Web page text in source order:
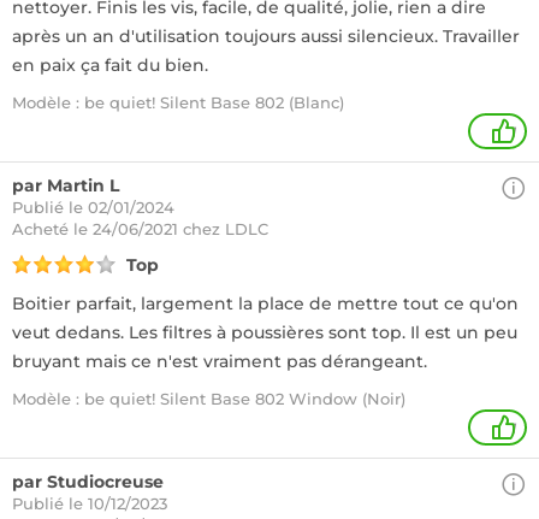
nettoyer. Finis les vis, facile, de qualité, jolie, rien a dire
après un an d'utilisation toujours aussi silencieux. Travailler
en paix ça fait du bien.
Modèle : be quiet! Silent Base 802 (Blanc)
1
par Martin L
Publié le 02/01/2024
Acheté le 24/06/2021 chez LDLC
Top
Boitier parfait, largement la place de mettre tout ce qu'on
veut dedans. Les filtres à poussières sont top. Il est un peu
bruyant mais ce n'est vraiment pas dérangeant.
Modèle : be quiet! Silent Base 802 Window (Noir)
1
par Studiocreuse
Publié le 10/12/2023